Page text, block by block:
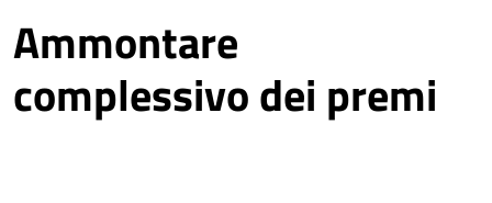
Ammontare
complessivo dei premi